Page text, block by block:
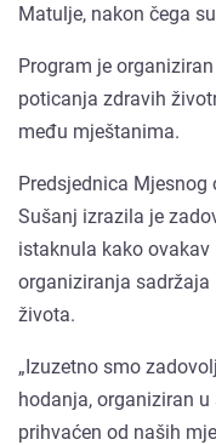
Matulje, nakon čega
Program je
poticanja zdravih
među mještanima.
Predsjednica Mjesnog
Sušanj izrazila je
istaknula kako
organiziranja
života.
„Izuzetno smo
hodanja, organiziran u
prihvaćen od naših